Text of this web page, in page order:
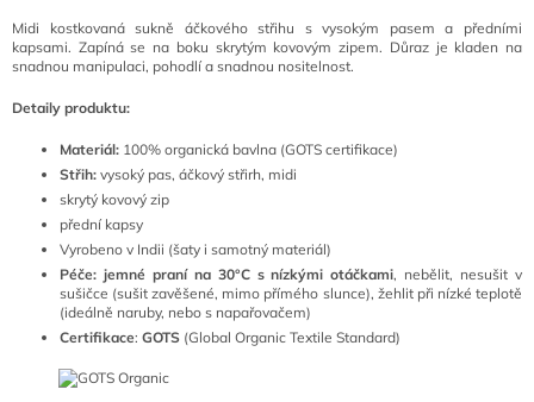
Midi kostkovaná sukně áčkového střihu s vysokým pasem a předními
kapsami. Zapíná se na boku skrytým kovovým zipem. Důraz je kladen na
snadnou manipulaci, pohodlí a snadnou nositelnost.
Detaily produktu:
Materiál: 100% organická bavlna (GOTS certifikace)
Střih: vysoký pas, áčkový střirh, midi
skrytý kovový zip
přední kapsy
Vyrobeno v Indii (šaty i samotný materiál)
Péče: jemné praní na 30°C s nízkými otáčkami, nebělit, nesušit v
sušičce (sušit zavěšené, mimo přímého slunce), žehlit při nízké teplotě
(ideálně naruby, nebo s napařovačem)
Certifikace: GOTS (Global Organic Textile Standard)